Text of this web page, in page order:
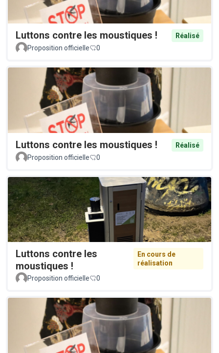
Luttons contre les moustiques !
Réalisé
Proposition officielle
0
Luttons contre les moustiques !
Réalisé
Proposition officielle
0
Luttons contre les
moustiques !
En cours de
réalisation
Proposition officielle
0